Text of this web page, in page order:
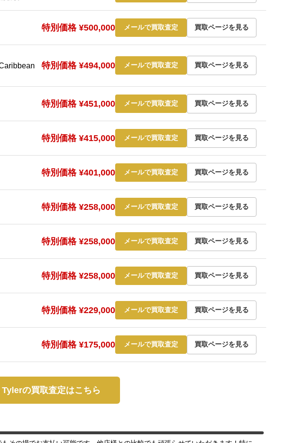
特別価格 ¥500,000 メールで買取査定 買取ページを見る
特別価格 ¥494,000 メールで買取査定 買取ページを見る
特別価格 ¥451,000 メールで買取査定 買取ページを見る
特別価格 ¥415,000 メールで買取査定 買取ページを見る
特別価格 ¥401,000 メールで買取査定 買取ページを見る
特別価格 ¥258,000 メールで買取査定 買取ページを見る
特別価格 ¥258,000 メールで買取査定 買取ページを見る
特別価格 ¥258,000 メールで買取査定 買取ページを見る
特別価格 ¥229,000 メールで買取査定 買取ページを見る
特別価格 ¥175,000 メールで買取査定 買取ページを見る
の買取査定はこちら